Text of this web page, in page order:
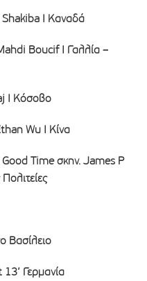
I Καναδά
Boucif I Γαλλία –
I Κόσοβο
Wu I Κίνα
Time σκην. James P
Βασίλειο
Γερμανία